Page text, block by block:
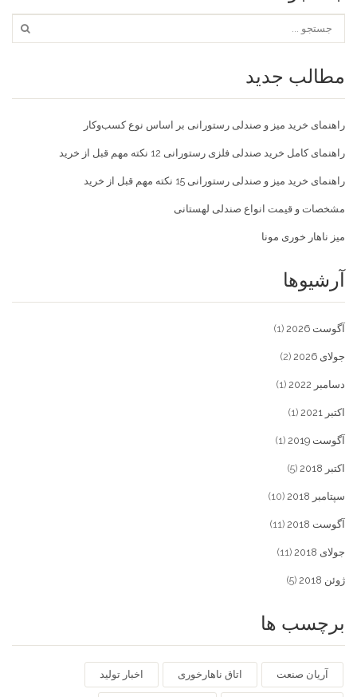
مطالب جدید
راهنمای خرید میز و صندلی رستورانی بر اساس نوع کسب‌و‌کار
راهنمای کامل خرید صندلی فلزی رستورانی 12 نکته مهم قبل از خرید
راهنمای خرید میز و صندلی رستورانی 15 نکته مهم قبل از خرید
مشخصات و قیمت انواع صندلی لهستانی
میز ناهار خوری مونا
آرشیوها
آگوست 2026 (1)
جولای 2026 (2)
دسامبر 2022 (1)
اکتبر 2021 (1)
آگوست 2019 (1)
اکتبر 2018 (5)
سپتامبر 2018 (10)
آگوست 2018 (11)
جولای 2018 (11)
ژوئن 2018 (5)
برچسب ها
آریان صنعت اتاق ناهارخوری اخبار تولید